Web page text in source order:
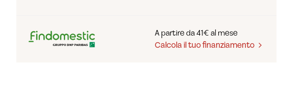
A partire da 41€ al mese
Calcola il tuo finanziamento